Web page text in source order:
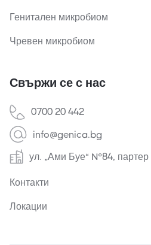
Генитален микробиом
Чревен микробиом
Свържи се с нас
0700 20 442
info@genica.bg
ул. „Ами Буе“ №84, партер
Контакти
Локации